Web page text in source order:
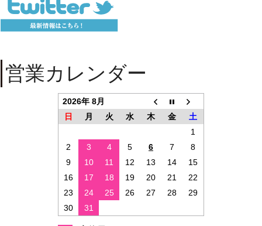
営業カレンダー
2026年 8月
日
月 火 水 木 金
土
1
2
3 4 5 6 7
8
9
10 11 12 13 14
15
16
17 18 19 20 21
22
23
24 25 26 27 28
29
30
31